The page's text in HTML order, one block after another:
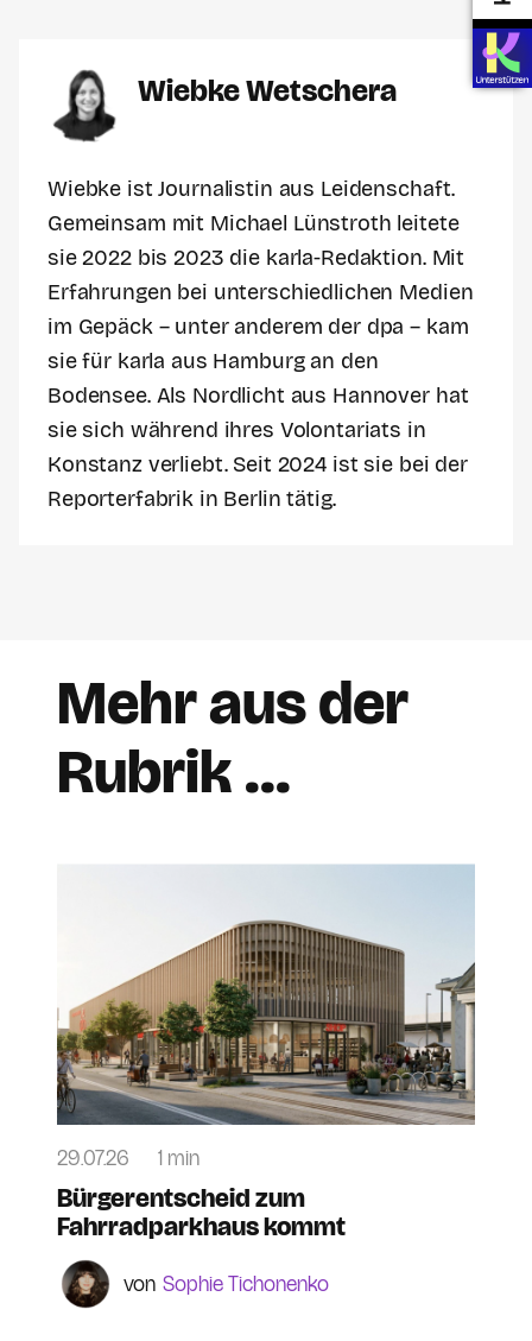
Wiebke Wetschera
Wiebke ist Journalistin aus Leidenschaft.
Gemeinsam mit Michael Lünstroth leitete
sie 2022 bis 2023 die karla-Redaktion. Mit
Erfahrungen bei unterschiedlichen Medien
im Gepäck – unter anderem der dpa – kam
sie für karla aus Hamburg an den
Bodensee. Als Nordlicht aus Hannover hat
sie sich während ihres Volontariats in
Konstanz verliebt. Seit 2024 ist sie bei der
Reporterfabrik in Berlin tätig.
Mehr aus der
Rubrik …
29.07.26 1 min
Bürgerentscheid zum
Fahrradparkhaus kommt
Sophie Tichonenko